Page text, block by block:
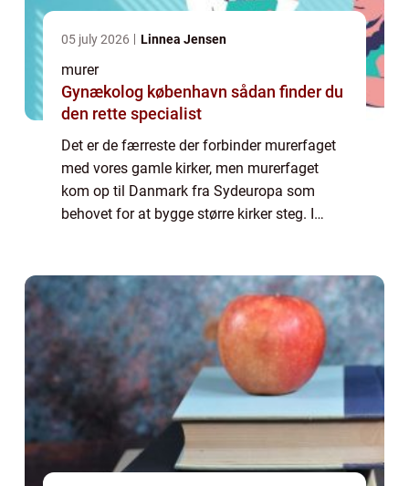
05 july 2026 Linnea Jensen
murer
Gynækolog københavn sådan finder du
den rette specialist
Det er de færreste der forbinder murerfaget
med vores gamle kirker, men murerfaget
kom op til Danmark fra Sydeuropa som
behovet for at bygge større kirker steg. I
mur...